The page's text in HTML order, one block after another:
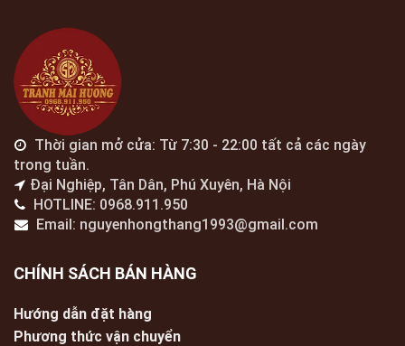
Thời gian mở cửa: Từ 7:30 - 22:00 tất cả các ngày
trong tuần.
Đại Nghiệp, Tân Dân, Phú Xuyên, Hà Nội
HOTLINE: 0968.911.950
Email: nguyenhongthang1993@gmail.com
CHÍNH SÁCH BÁN HÀNG
Hướng dẫn đặt hàng
Phương thức vận chuyển